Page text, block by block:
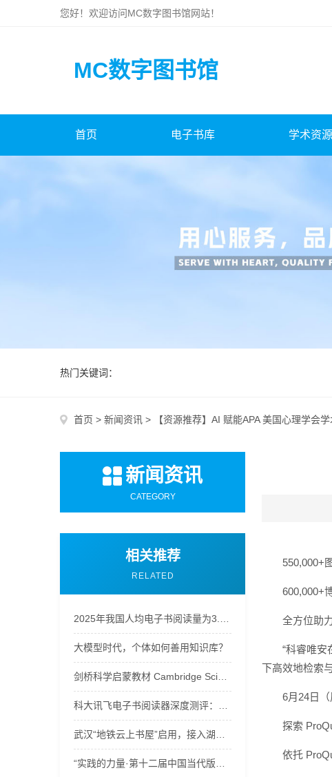
您好！欢迎访问MC数字图书馆网站！
MC数字图书馆
首页 电子书库 学术资源
热门关键词：
首页 > 新闻资讯 > 【资源推荐】AI 赋能APA 美国心理学会
新闻资讯
CATEGORY
相关推荐
RELATED
大模型时代，个体如何善用知识库？
550,000+
600,000+
全方位助
“科睿唯
下高效地检索
6月24日
探索
依托